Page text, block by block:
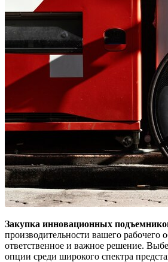
Закупка инновационных
производительности вашего рабочего
ответственное и важное решение.
опции среди широкого спектра